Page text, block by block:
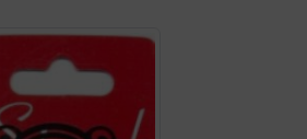
existiert, können Sie die